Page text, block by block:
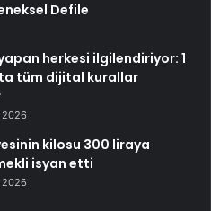
Defile
herkesi ilgilendiriyor: 1
tüm dijital kurallar
2026
kilosu 300 liraya
isyan etti
2026